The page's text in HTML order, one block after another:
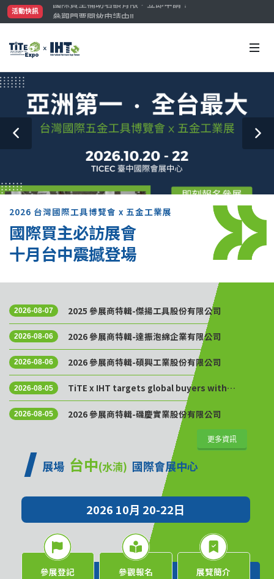
活動快訊
參觀門票開放申請中‼️
最大規模台灣五金展TiTE x IHT，2026/10/20-22與您在臺
2026 台灣國際工具博覽會 x 五金工業展
國際買主必訪展會
十月台中震撼登場
2026-08-07 2025 參展商特輯-傑揚工具股份有限公司
2026-08-06 2026 參展商特輯-達振泡綿企業有限公司
2026-08-06 2026 參展商特輯-碩興工業股份有限公司
2026-08-05
TiTE x IHT targets global buyers with
Golden Sourcing Week
2026-08-05 2026 參展商特輯-磯慶實業股份有限公司
更多資訊
展場 台中(水湳) 國際會展中心
2026 10月 20-22日
參展登記 參觀報名 展覽簡介